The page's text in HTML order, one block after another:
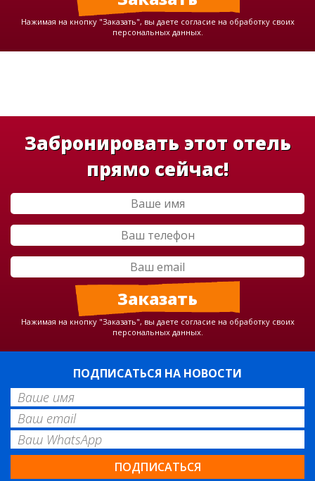
Нажимая на кнопку "Заказать", вы даете согласие на обработку своих
персональных данных.
Забронировать этот отель
прямо сейчас!
Нажимая на кнопку "Заказать", вы даете согласие на обработку своих
персональных данных.
ПОДПИСАТЬСЯ НА НОВОСТИ